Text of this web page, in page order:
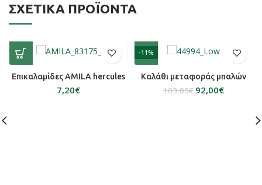
ΣΧΕΤΙΚΆ ΠΡΟΪΌΝΤΑ
Επικαλαμίδες AMILA hercules
€
-11%
Καλάθι μεταφοράς μπαλών
103,00€ 92,00€